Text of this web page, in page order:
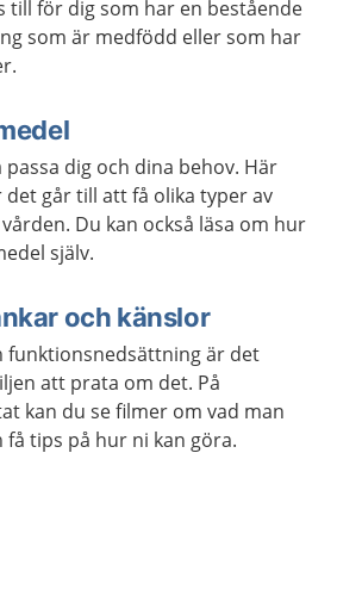
till för dig som har en bestående
som är medfödd eller som har
dig och dina behov. Här
det går till att få olika typer av
Du kan också läsa om hur
själv.
och känslor
funktionsnedsättning är det
att prata om det. På
kan du se filmer om vad man
tips på hur ni kan göra.